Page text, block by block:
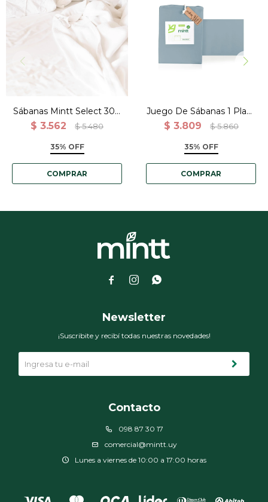
Sábanas Mintt Select 300
Hilos 2 Fundas - King
$ 3.562 $ 5.480
35% OFF
Juego de sabanas 135gr
bamboo y satén TWIN,
Verde
Juego De Sábanas 1 Plaza
Verde 135gr Bambú Y
$ 3.809 $ 5.860
35% OFF
  
Contacto
098 87 30 17
comercial@mintt.uy
Lunes a viernes de 10:00 a 17:00 horas
Newsletter
¡Suscribite y recibí todas nuestras novedades!